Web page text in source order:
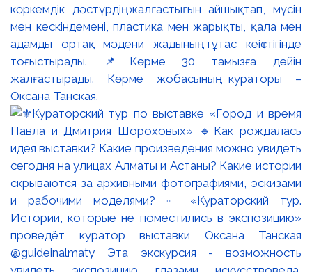
көркемдік дәстүрдің жалғастығын айшықтап, мүсін
мен кескіндемені, пластика мен жарықты, қала мен
адамды ортақ мәдени жадының тұтас кеңістігінде
тоғыстырады. 📌Көрме 30 тамызға дейін
жалғастырады. Көрме жобасының кураторы –
Оксана Танская.